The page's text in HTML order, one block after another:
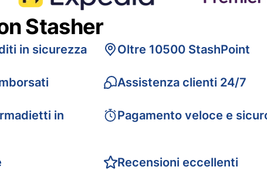
Stasher
in sicurezza
in
Oltre 10500 StashPoint
Assistenza clienti 24/7
Pagamento veloce e
Recensioni eccellenti